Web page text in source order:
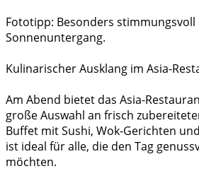
Fototipp: Besonders stimmungsvoll
Sonnenuntergang.
Kulinarischer Ausklang im Asia-
Am Abend bietet das Asia-
große Auswahl an frisch
Buffet mit Sushi, Wok-Gerichten
ist ideal für alle, die den Tag
möchten.